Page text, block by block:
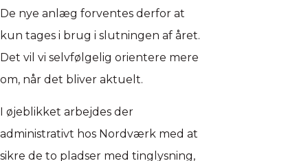
De nye anlæg forventes derfor at
kun tages i brug i slutningen af året.
Det vil vi selvfølgelig orientere mere
om, når det bliver aktuelt.
I øjeblikket arbejdes der
administrativt hos Nordværk med at
sikre de to pladser med tinglysning,